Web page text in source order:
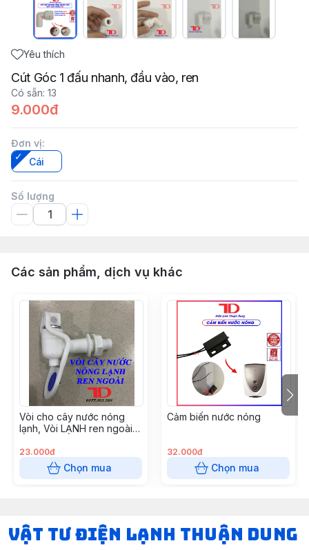
Yêu thích
Cút Góc 1 đấu nhanh, đầu vào, ren
Có sẵn: 13
9.000đ
Đơn vị:
Cái
Số lượng
Các sản phẩm, dịch vụ khác
Vòi cho cây nước nóng
lạnh, Vòi LẠNH ren ngoài
chấm bi
23.000đ
Chọn mua
Cảm biến nước nóng
32.000đ
Chọn mua
VẬT TƯ ĐIỆN LẠNH THUẬN DUNG